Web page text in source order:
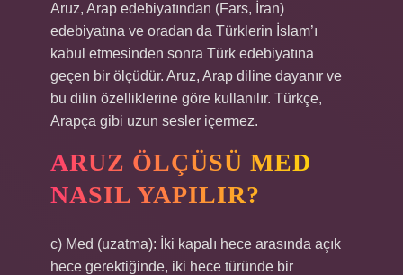
Aruz, Arap edebiyatından (Fars, İran)
edebiyatına ve oradan da Türklerin İslam’ı
kabul etmesinden sonra Türk edebiyatına
geçen bir ölçüdür. Aruz, Arap diline dayanır ve
bu dilin özelliklerine göre kullanılır. Türkçe,
Arapça gibi uzun sesler içermez.
ARUZ ÖLÇÜSÜ MED
NASIL YAPILIR?
c) Med (uzatma): İki kapalı hece arasında açık
hece gerektiğinde, iki hece türünde bir